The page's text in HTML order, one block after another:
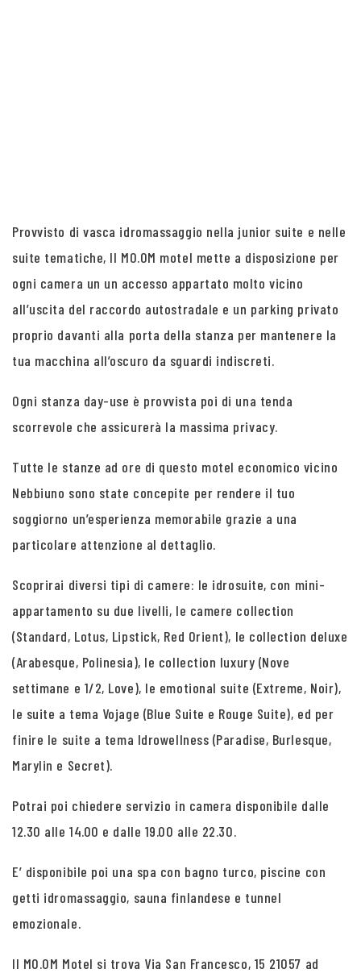
Provvisto di vasca idromassaggio nella junior suite e nelle
suite tematiche, Il MO.OM motel mette a disposizione per
ogni camera un un accesso appartato molto vicino
all’uscita del raccordo autostradale e un parking privato
proprio davanti alla porta della stanza per mantenere la
tua macchina all’oscuro da sguardi indiscreti.
Ogni stanza day-use è provvista poi di una tenda
scorrevole che assicurerà la massima privacy.
Tutte le stanze ad ore di questo motel economico vicino
Nebbiuno sono state concepite per rendere il tuo
soggiorno un’esperienza memorabile grazie a una
particolare attenzione al dettaglio.
Scoprirai diversi tipi di camere: le idrosuite, con mini-
appartamento su due livelli, le camere collection
(Standard, Lotus, Lipstick, Red Orient), le collection deluxe
(Arabesque, Polinesia), le collection luxury (Nove
settimane e 1/2, Love), le emotional suite (Extreme, Noir),
le suite a tema Vojage (Blue Suite e Rouge Suite), ed per
finire le suite a tema Idrowellness (Paradise, Burlesque,
Marylin e Secret).
Potrai poi chiedere servizio in camera disponibile dalle
12.30 alle 14.00 e dalle 19.00 alle 22.30.
E’ disponibile poi una spa con bagno turco, piscine con
getti idromassaggio, sauna finlandese e tunnel
emozionale.
Il MO.OM Motel si trova Via San Francesco, 15 21057 ad